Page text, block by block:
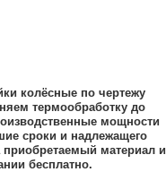
колёсные по чертежу
термообработку до
мощности
сроки и надлежащего
приобретаемый материал и
бесплатно.